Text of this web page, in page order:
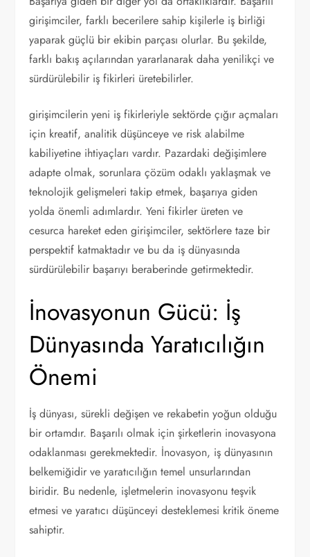
girişimciler, farklı becerilere sahip kişilerle iş birliği
yaparak güçlü bir ekibin parçası olurlar. Bu şekilde,
farklı bakış açılarından yararlanarak daha yenilikçi ve
sürdürülebilir iş fikirleri üretebilirler.
girişimcilerin yeni iş fikirleriyle sektörde çığır açmaları
için kreatif, analitik düşünceye ve risk alabilme
kabiliyetine ihtiyaçları vardır. Pazardaki değişimlere
adapte olmak, sorunlara çözüm odaklı yaklaşmak ve
teknolojik gelişmeleri takip etmek, başarıya giden
yolda önemli adımlardır. Yeni fikirler üreten ve
cesurca hareket eden girişimciler, sektörlere taze bir
perspektif katmaktadır ve bu da iş dünyasında
sürdürülebilir başarıyı beraberinde getirmektedir.
İnovasyonun Gücü: İş
Dünyasında Yaratıcılığın
Önemi
İş dünyası, sürekli değişen ve rekabetin yoğun olduğu
bir ortamdır. Başarılı olmak için şirketlerin inovasyona
odaklanması gerekmektedir. İnovasyon, iş dünyasının
belkemiğidir ve yaratıcılığın temel unsurlarından
biridir. Bu nedenle, işletmelerin inovasyonu teşvik
etmesi ve yaratıcı düşünceyi desteklemesi kritik öneme
sahiptir.